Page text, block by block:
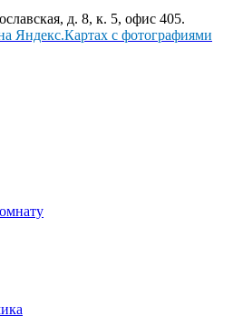
д. 8, к. 5, офис 405.
Яндекс.Картах с фотографиями